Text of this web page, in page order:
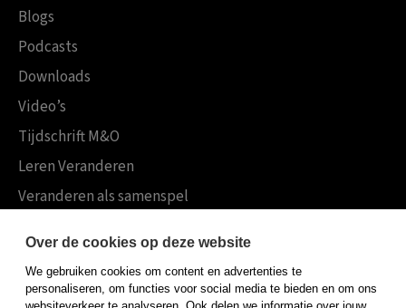
Blogs
Podcasts
Downloads
Video’s
Tijdschrift M&O
Leren Veranderen
Veranderen als samenspel
Koninklijke Boom uitgevers
Boom Psychologie
Over de cookies op deze website
We gebruiken cookies om content en advertenties te
personaliseren, om functies voor social media te bieden en om ons